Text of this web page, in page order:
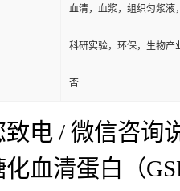
血清，血浆，组织匀浆液
科研实验，环保，生物产
否
电 / 微信咨询
血清蛋白（